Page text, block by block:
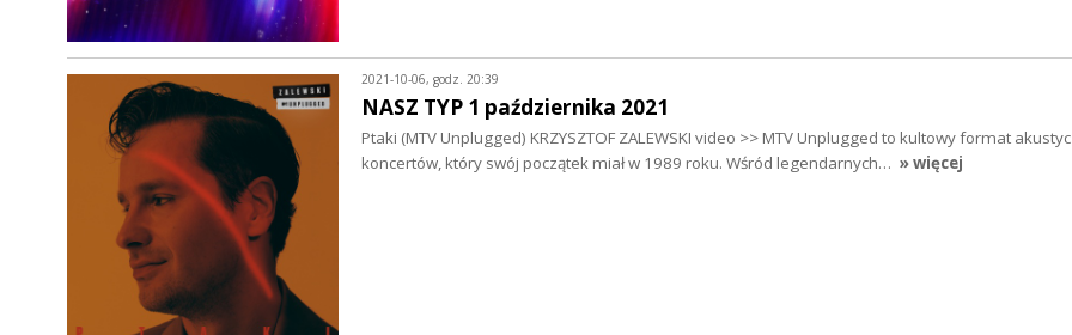
2021-10-06, godz. 20:39
NASZ TYP 1 października 2021
Ptaki (MTV Unplugged) KRZYSZTOF ZALEWSKI video >> MTV Unplugged to kultowy format
koncertów, który swój początek miał w 1989 roku. Wśród legendarnych… » więcej